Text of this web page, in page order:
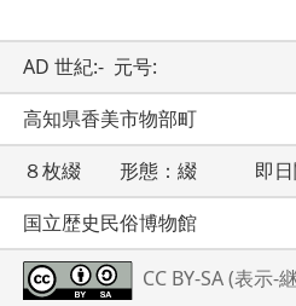
AD 世紀:-  元号:
高知県香美市物部町
８枚綴　　形態：綴　　　即
国立歴史民俗博物館
CC BY-SA (表示-